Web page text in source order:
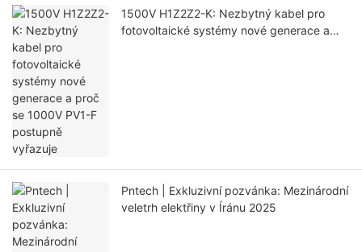
1500V H1Z2Z2-K: Nezbytný kabel pro
fotovoltaické systémy nové generace a
Pntech | Exkluzivní pozvánka: Mezinárodní
veletrh elektřiny v Íránu 2025